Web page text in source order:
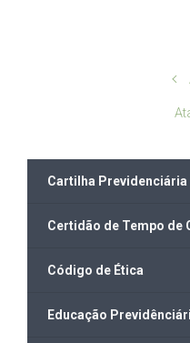
Cartilha Previdenciária
Certidão de Tempo de
Código de Ética
Educação